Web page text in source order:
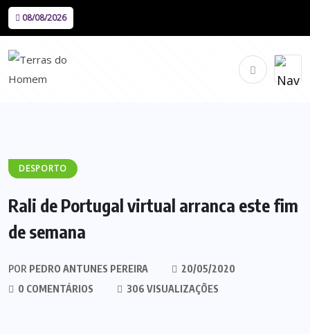
08/08/2026
DESPORTO
Rali de Portugal virtual arranca este fim
de semana
POR PEDRO ANTUNES PEREIRA
20/05/2020
0 COMENTÁRIOS
306 VISUALIZAÇÕES